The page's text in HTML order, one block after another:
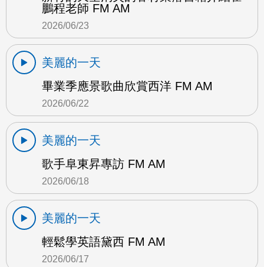
鵬程老師 FM AM
2026/06/23
美麗的一天
畢業季應景歌曲欣賞西洋 FM AM
2026/06/22
美麗的一天
歌手阜東昇專訪 FM AM
2026/06/18
美麗的一天
輕鬆學英語黛西 FM AM
2026/06/17